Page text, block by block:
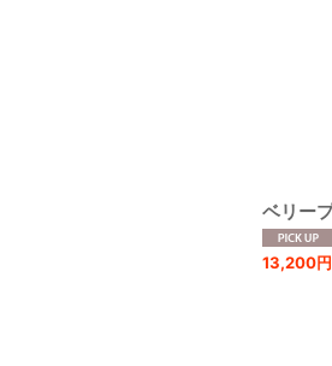
ベリー
13,200円